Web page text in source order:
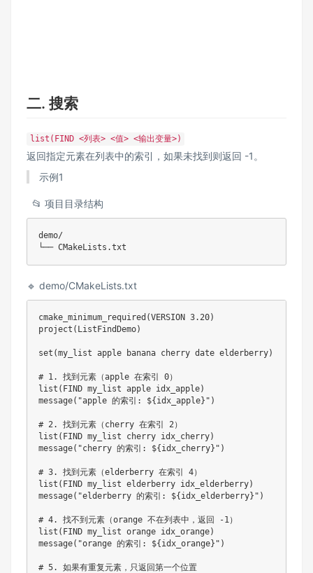
二. 搜索
list(FIND <列表> <值> <输出变量>)
返回指定元素在列表中的索引，如果未找到则返回 -1。
示例1
📂 项目目录结构
demo/
🔹 demo/CMakeLists.txt
cmake_minimum_required(VERSION 3.20)
project(ListFindDemo)
set(my_list apple banana cherry date elderberry)
# 1. 找到元素（apple 在索引 0）
list(FIND my_list apple idx_apple)
message("apple 的索引: ${idx_apple}")
# 2. 找到元素（cherry 在索引 2）
list(FIND my_list cherry idx_cherry)
message("cherry 的索引: ${idx_cherry}")
# 3. 找到元素（elderberry 在索引 4）
list(FIND my_list elderberry idx_elderberry)
message("elderberry 的索引: ${idx_elderberry}")
# 4. 找不到元素（orange 不在列表中，返回 -1）
list(FIND my_list orange idx_orange)
message("orange 的索引: ${idx_orange}")
# 5. 如果有重复元素，只返回第一个位置